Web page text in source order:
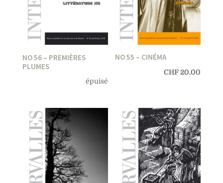
NO 56 – PREMIÈRES
PLUMES
épuisé
NO 55 – CINÉMA
CHF20.00